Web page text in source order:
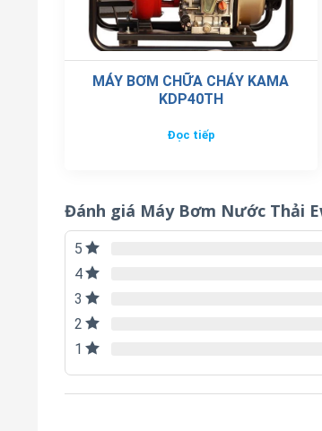
MÁY BƠM CHỮA CHÁY KAMA
KDP40TH
Đọc tiếp
Đánh giá Máy Bơm Nước Thải
5
4
3
2
1